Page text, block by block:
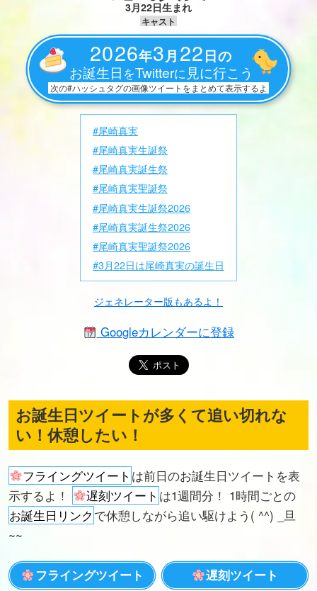
3月22日生まれ
キャスト
2026年3月 22日の
お誕生日 をTwitterに 見に行こう
次の#ハッシュタグの画像ツイートをまとめて表示するよ
#尾崎真実
#尾崎真実生誕祭
#尾崎真実誕生祭
#尾崎真実聖誕祭
#尾崎真実生誕祭2026
#尾崎真実誕生祭2026
#尾崎真実聖誕祭2026
#3月22日は尾崎真実の誕生日
ジェネレーター版もあるよ！
Googleカレンダーに登録
お誕生日ツイートが多くて追い切れな
い！休憩したい！
フライングツイート は前日のお誕生日ツイートを表
示するよ！
遅刻ツイート は1週間分！ 1時間ごとの
お誕生日リンク で休憩しながら追い駆けよう( ^^) _旦
~~
フライングツイート 遅刻ツイート